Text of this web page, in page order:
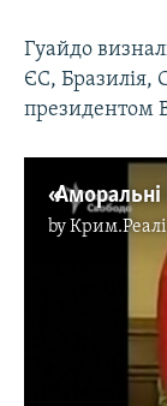
Гуайдо
ЄС, Бразилія,
президентом
by